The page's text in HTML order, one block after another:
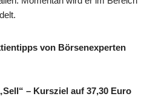
von Börsenexperten
– Kursziel auf 37,30 Euro